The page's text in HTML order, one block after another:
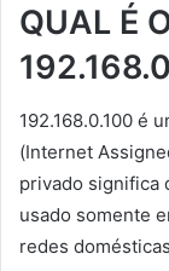
QUAL É
192.168.0.100 é
(Internet
privado significa
usado somente
redes